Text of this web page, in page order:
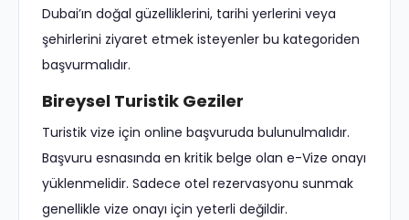
Dubai’ın doğal güzelliklerini, tarihi yerlerini veya
şehirlerini ziyaret etmek isteyenler bu kategoriden
başvurmalıdır.
Bireysel Turistik Geziler
Turistik vize için online başvuruda bulunulmalıdır.
Başvuru esnasında en kritik belge olan e-Vize onayı
yüklenmelidir. Sadece otel rezervasyonu sunmak
genellikle vize onayı için yeterli değildir.